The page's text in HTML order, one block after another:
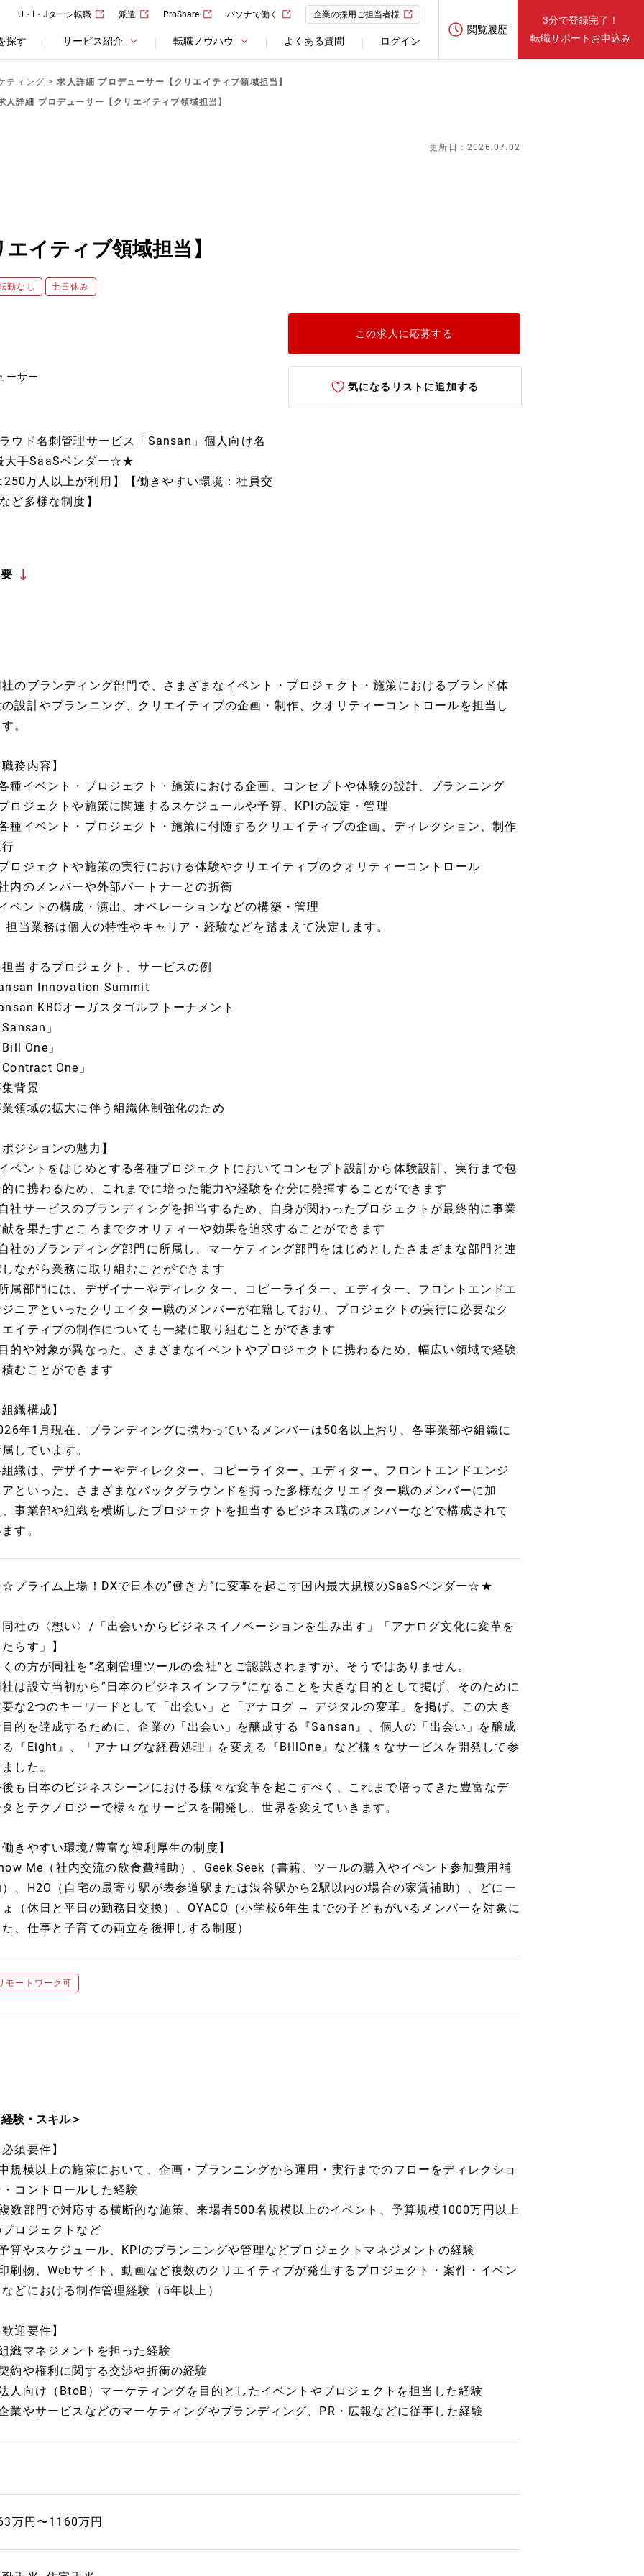
U・I・Jターン転職 派遣 ProShare パソナで働く 企業の採用ご担当者様
探す サービス紹介 転職ノウハウ よくある質問 ログイン
閲覧履歴
3分で登録完了！
転職サポートお申込み
ティング
求人詳細 プロデューサー【クリエイティブ領域担当】
人詳細 プロデューサー【クリエイティブ領域担当】
更新日：2026.07.02
イティブ領域担当】
勤なし 土日休み
ーサー
ド名刺管理サービス「Sansan」個人向け名
大手SaaSベンダー☆★
万人以上が利用】【働きやすい環境：社員交
ど多様な制度】
この求人に応募する
気になるリストに追加する
のブランディング部門で、さまざまなイベント・プロジェクト・施策におけるブランド体
設計やプランニング、クリエイティブの企画・制作、クオリティーコントロールを担当し
。
務内容】
種イベント・プロジェクト・施策における企画、コンセプトや体験の設計、プランニング
ロジェクトや施策に関連するスケジュールや予算、KPIの設定・管理
種イベント・プロジェクト・施策に付随するクリエイティブの企画、ディレクション、制作
ロジェクトや施策の実行における体験やクリエイティブのクオリティーコントロール
内のメンバーや外部パートナーとの折衝
ベントの構成・演出、オペレーションなどの構築・管理
当業務は個人の特性やキャリア・経験などを踏まえて決定します。
当するプロジェクト、サービスの例
Innovation Summit
KBCオーガスタゴルフトーナメント
」
One」
One」
背景
領域の拡大に伴う組織体制強化のため
ジションの魅力】
ベントをはじめとする各種プロジェクトにおいてコンセプト設計から体験設計、実行まで包
に携わるため、これまでに培った能力や経験を存分に発揮することができます
社サービスのブランディングを担当するため、自身が関わったプロジェクトが最終的に事業
を果たすところまでクオリティーや効果を追求することができます
社のブランディング部門に所属し、マーケティング部門をはじめとしたさまざまな部門と連
ながら業務に取り組むことができます
属部門には、デザイナーやディレクター、コピーライター、エディター、フロントエンドエ
ニアといったクリエイター職のメンバーが在籍しており、プロジェクトの実行に必要なク
イティブの制作についても一緒に取り組むことができます
的や対象が異なった、さまざまなイベントやプロジェクトに携わるため、幅広い領域で経験
むことができます
織構成】
年1月現在、ブランディングに携わっているメンバーは50名以上おり、各事業部や組織に
しています。
織は、デザイナーやディレクター、コピーライター、エディター、フロントエンドエンジ
といった、さまざまなバックグラウンドを持った多様なクリエイター職のメンバーに加
事業部や組織を横断したプロジェクトを担当するビジネス職のメンバーなどで構成されて
す。
プライム上場！DXで日本の”働き方”に変革を起こす国内最大規模のSaaSベンダー☆★
社の〈想い〉/「出会いからビジネスイノベーションを生み出す」「アナログ文化に変革を
らす」】
の方が同社を”名刺管理ツールの会社”とご認識されますが、そうではありません。
は設立当初から”日本のビジネスインフラ”になることを大きな目的として掲げ、そのために
要な2つのキーワードとして「出会い」と「アナログ → デジタルの変革」を掲げ、この大き
目的を達成するために、企業の「出会い」を醸成する『Sansan』、個人の「出会い」を醸成
る『Eight』、「アナログな経費処理」を変える『BillOne』など様々なサービスを開発して参
した。
も日本のビジネスシーンにおける様々な変革を起こすべく、これまで培ってきた豊富なデ
とテクノロジーで様々なサービスを開発し、世界を変えていきます。
きやすい環境/豊富な福利厚生の制度】
Me（社内交流の飲食費補助）、Geek Seek（書籍、ツールの購入やイベント参加費用補
、H2O（自宅の最寄り駅が表参道駅または渋谷駅から2駅以内の場合の家賃補助）、どにー
（休日と平日の勤務日交換）、OYACO（小学校6年生までの子どもがいるメンバーを対象に
、仕事と子育ての両立を後押しする制度）
モートワーク可
験・スキル＞
須要件】
規模以上の施策において、企画・プランニングから運用・実行までのフローをディレクショ
コントロールした経験
数部門で対応する横断的な施策、来場者500名規模以上のイベント、予算規模1000万円以上
ロジェクトなど
算やスケジュール、KPIのプランニングや管理などプロジェクトマネジメントの経験
刷物、Webサイト、動画など複数のクリエイティブが発生するプロジェクト・案件・イベン
どにおける制作管理経験（5年以上）
迎要件】
織マネジメントを担った経験
約や権利に関する交渉や折衝の経験
人向け（BtoB）マーケティングを目的としたイベントやプロジェクトを担当した経験
業やサービスなどのマーケティングやブランディング、PR・広報などに従事した経験
万円〜1160万円